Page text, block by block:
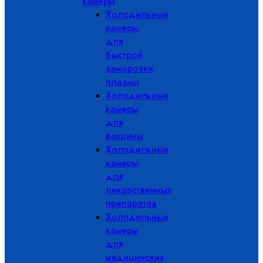
Холодильные
камеры
для
быстрой
заморозки
плазмы
Холодильные
камеры
для
вакцины
Холодильные
камеры
для
лекарственных
препаратов
Холодильные
камеры
для
медицинских